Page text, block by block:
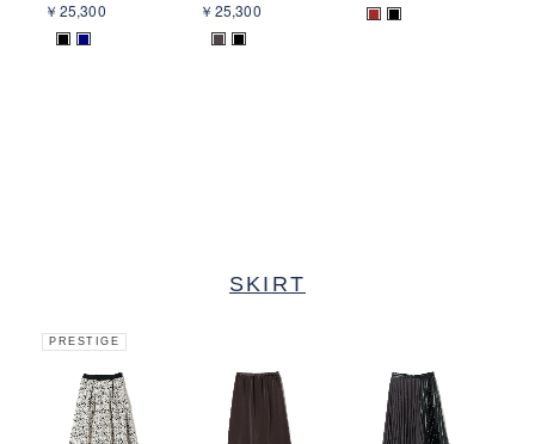
￥25,300
■ ■
￥25,300
■ ■
■ ■
SKIRT
PRESTIGE